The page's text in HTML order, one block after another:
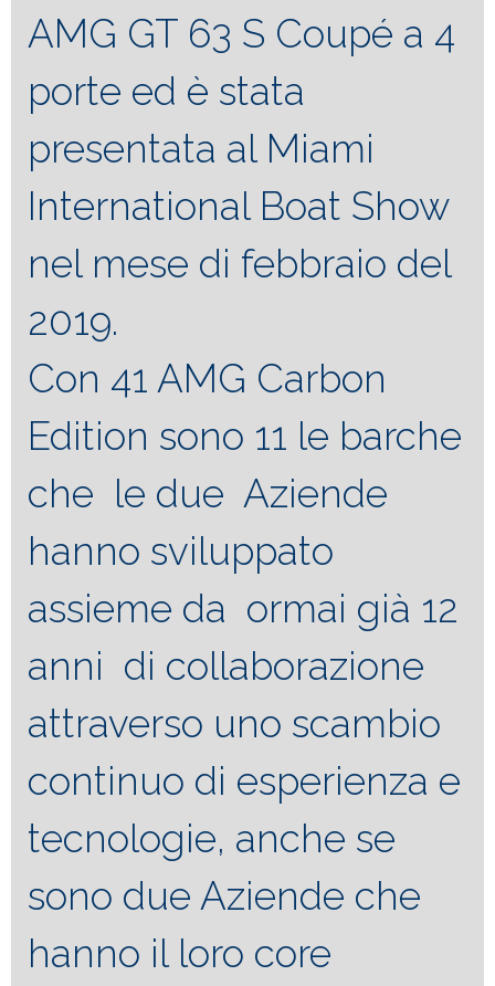
AMG GT 63 S Coupé a 4
porte ed è stata
presentata al Miami
International Boat Show
nel mese di febbraio del
2019.
Con 41 AMG Carbon
Edition sono 11 le barche
che le due Aziende
hanno sviluppato
assieme da ormai già 12
anni di collaborazione
attraverso uno scambio
continuo di esperienza e
tecnologie, anche se
sono due Aziende che
hanno il loro core